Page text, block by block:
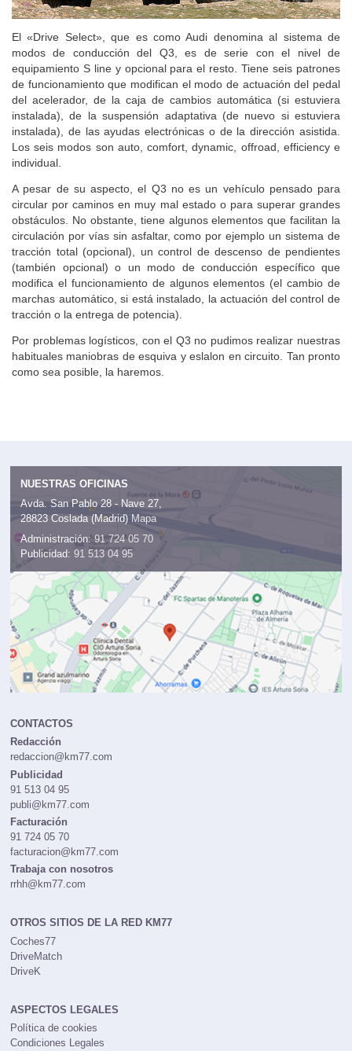
El «Drive Select», que es como Audi denomina al sistema de
modos de conducción del Q3, es de serie con el nivel de
equipamiento S line y opcional para el resto. Tiene seis patrones
de funcionamiento que modifican el modo de actuación del pedal
del acelerador, de la caja de cambios automática (si estuviera
instalada), de la suspensión adaptativa (de nuevo si estuviera
instalada), de las ayudas electrónicas o de la dirección asistida.
Los seis modos son auto, comfort, dynamic, offroad, efficiency e
individual.
A pesar de su aspecto, el Q3 no es un vehículo pensado para
circular por caminos en muy mal estado o para superar grandes
obstáculos. No obstante, tiene algunos elementos que facilitan la
circulación por vías sin asfaltar, como por ejemplo un sistema de
tracción total (opcional), un control de descenso de pendientes
(también opcional) o un modo de conducción específico que
modifica el funcionamiento de algunos elementos (el cambio de
marchas automático, si está instalado, la actuación del control de
tracción o la entrega de potencia).
Por problemas logísticos, con el Q3 no pudimos realizar nuestras
habituales maniobras de esquiva y eslalon en circuito. Tan pronto
como sea posible, la haremos.
NUESTRAS OFICINAS
Avda. San Pablo 28 - Nave 27,
28823 Coslada (Madrid) Mapa
Administración: 91 724 05 70
Publicidad: 91 513 04 95
CONTACTOS
Redacción
redaccion@km77.com
Publicidad
91 513 04 95
publi@km77.com
Facturación
91 724 05 70
facturacion@km77.com
Trabaja con nosotros
rrhh@km77.com
OTROS SITIOS DE LA RED KM77
Coches77
DriveMatch
DriveK
ASPECTOS LEGALES
Política de cookies
Condiciones Legales